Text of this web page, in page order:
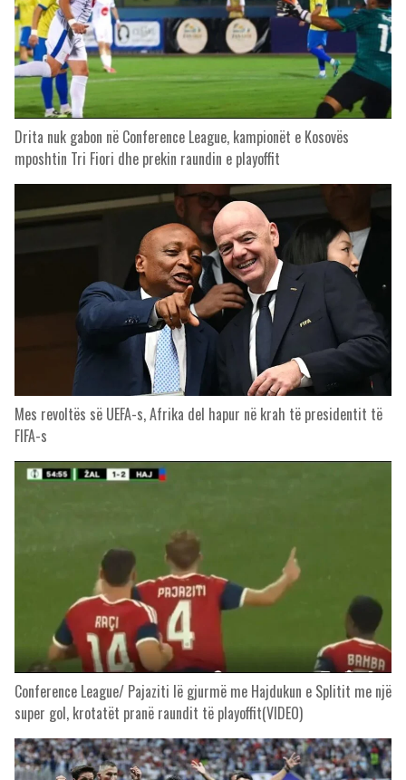
Drita nuk gabon në Conference League, kampionët e Kosovës
mposhtin Tri Fiori dhe prekin raundin e playoffit
Mes revoltës së UEFA-s, Afrika del hapur në krah të presidentit të
FIFA-s
Conference League/ Pajaziti lë gjurmë me Hajdukun e Splitit me një
super gol, krotatët pranë raundit të playoffit(VIDEO)